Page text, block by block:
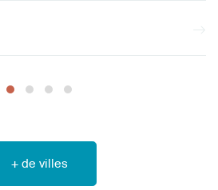
+ de villes